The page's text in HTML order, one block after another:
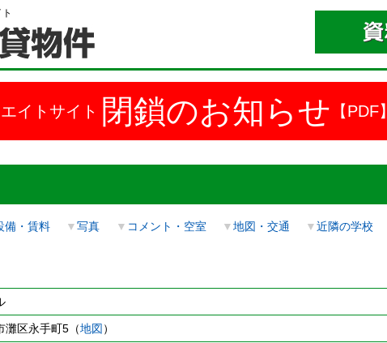
イトサイト 閉鎖のお知らせ 【PDF】
備・賃料 ▼写真 ▼ コメント・空室 ▼地図・交通 ▼近隣の学校
灘区永手町5（地図）